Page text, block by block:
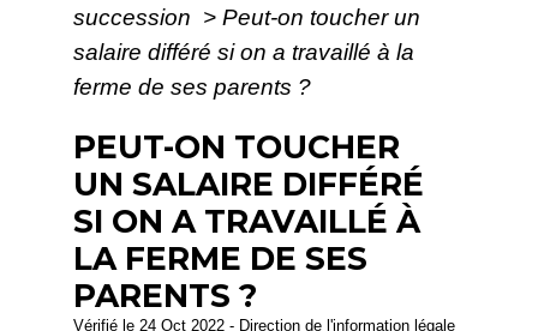
succession > Peut-on toucher un
salaire différé si on a travaillé à la
ferme de ses parents ?
PEUT-ON TOUCHER
UN SALAIRE DIFFÉRÉ
SI ON A TRAVAILLÉ À
LA FERME DE SES
PARENTS ?
Vérifié le 24 Oct 2022 - Direction de l'information légale